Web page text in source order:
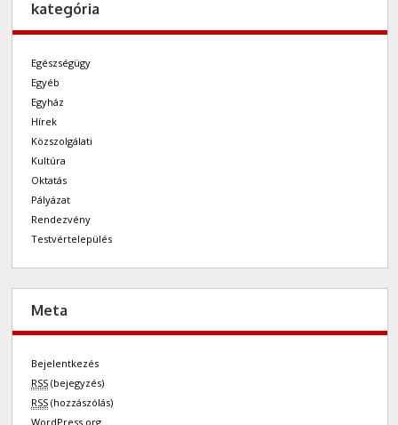
kategória
Egészségügy
Egyéb
Egyház
Hírek
Közszolgálati
Kultúra
Oktatás
Pályázat
Rendezvény
Testvértelepülés
Meta
Bejelentkezés
RSS (bejegyzés)
RSS (hozzászólás)
WordPress.org